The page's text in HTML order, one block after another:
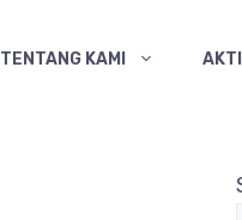
TENTANG KAMI